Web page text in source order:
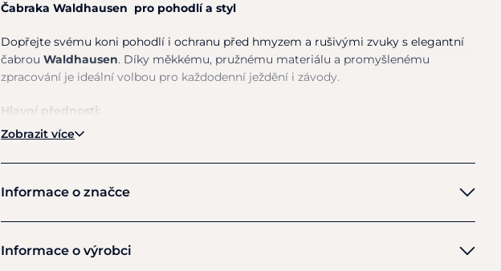
Čabraka Waldhausen pro pohodlí a styl
Dopřejte svému koni pohodlí i ochranu před hmyzem a rušivými zvuky s elegantní
čabrou Waldhausen. Díky měkkému, pružnému materiálu a promyšlenému
zpracování je ideální volbou pro každodenní ježdění i závody.
Hlavní přednosti:
Pohodlný a elastický materiál
který se dokonale přizpůsobí tvaru hlavy a neomezuje koně v pohybu.
vzduchu a pohodlí i v teplém počasí.
Praktická ochrana
– Pomáhá tlumit rušivé zvuky a chrání uši před hmyzem a
Zobrazit více
Informace o značce
Waldhausen
Informace o výrobci